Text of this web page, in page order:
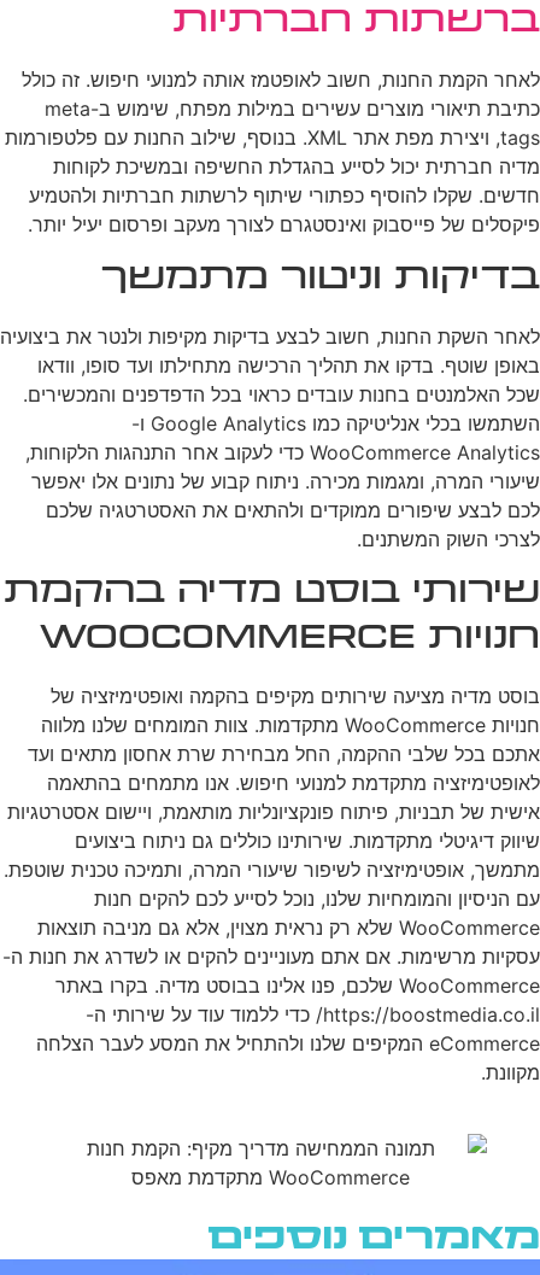
ברשתות חברתיות
לאחר הקמת החנות, חשוב לאופטמז אותה למנועי חיפוש. זה כולל
כתיבת תיאורי מוצרים עשירים במילות מפתח, שימוש ב-meta
tags, ויצירת מפת אתר XML. בנוסף, שילוב החנות עם פלטפורמות
מדיה חברתית יכול לסייע בהגדלת החשיפה ובמשיכת לקוחות
חדשים. שקלו להוסיף כפתורי שיתוף לרשתות חברתיות ולהטמיע
פיקסלים של פייסבוק ואינסטגרם לצורך מעקב ופרסום יעיל יותר.
בדיקות וניטור מתמשך
לאחר השקת החנות, חשוב לבצע בדיקות מקיפות ולנטר את ביצועיה
באופן שוטף. בדקו את תהליך הרכישה מתחילתו ועד סופו, וודאו
שכל האלמנטים בחנות עובדים כראוי בכל הדפדפנים והמכשירים.
השתמשו בכלי אנליטיקה כמו Google Analytics ו-
WooCommerce Analytics כדי לעקוב אחר התנהגות הלקוחות,
שיעורי המרה, ומגמות מכירה. ניתוח קבוע של נתונים אלו יאפשר
לכם לבצע שיפורים ממוקדים ולהתאים את האסטרטגיה שלכם
לצרכי השוק המשתנים.
שירותי בוסט מדיה בהקמת
חנויות WooCommerce
בוסט מדיה מציעה שירותים מקיפים בהקמה ואופטימיזציה של
חנויות WooCommerce מתקדמות. צוות המומחים שלנו מלווה
אתכם בכל שלבי ההקמה, החל מבחירת שרת אחסון מתאים ועד
לאופטימיזציה מתקדמת למנועי חיפוש. אנו מתמחים בהתאמה
אישית של תבניות, פיתוח פונקציונליות מותאמת, ויישום אסטרטגיות
שיווק דיגיטלי מתקדמות. שירותינו כוללים גם ניתוח ביצועים
מתמשך, אופטימיזציה לשיפור שיעורי המרה, ותמיכה טכנית שוטפת.
עם הניסיון והמומחיות שלנו, נוכל לסייע לכם להקים חנות
WooCommerce שלא רק נראית מצוין, אלא גם מניבה תוצאות
עסקיות מרשימות. אם אתם מעוניינים להקים או לשדרג את חנות ה-
WooCommerce שלכם, פנו אלינו בבוסט מדיה. בקרו באתר
https://boostmedia.co.il/ כדי ללמוד עוד על שירותי ה-
eCommerce המקיפים שלנו ולהתחיל את המסע לעבר הצלחה
מקוונת.
מאמרים נוספים